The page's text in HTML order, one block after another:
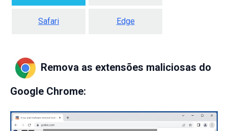
Safari Edge
Remova as extensões maliciosas do
Google Chrome: